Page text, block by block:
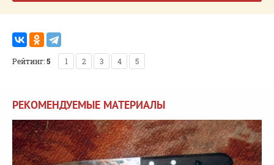
Рейтинг:5 1 2 3 4 5
РЕКОМЕНДУЕМЫЕ МАТЕРИАЛЫ